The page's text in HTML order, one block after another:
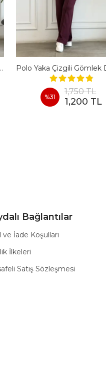
Kollu Takım - SIYAH
%31
1,750 TL
1,200 TL
Bağlantılar
ve İade Koşulları
İlkeleri
Satış Sözleşmesi